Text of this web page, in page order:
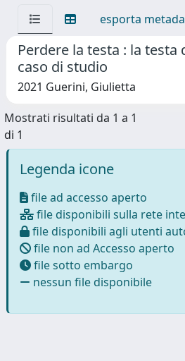
esporta
Perdere la testa : la testa
caso di studio
2021 Guerini, Giulietta
Mostrati risultati da 1 a 1
di 1
Legenda icone
file ad accesso aperto
file disponibili sulla rete
file disponibili agli utenti
file non ad Accesso aperto
file sotto embargo
nessun file disponibile